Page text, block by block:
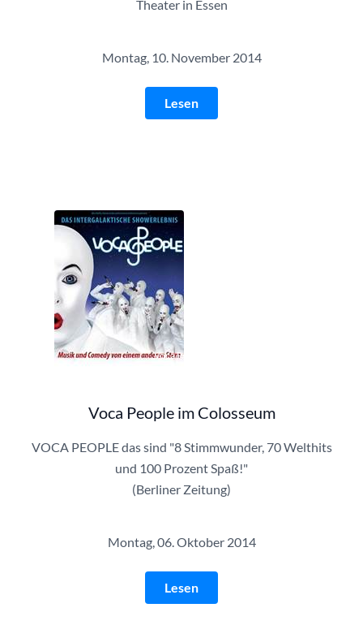
Theater in Essen
Montag, 10. November 2014
Lesen
Voca People | © Semmel Concerts
Voca People im Colosseum
VOCA PEOPLE das sind "8 Stimmwunder, 70 Welthits
und 100 Prozent Spaß!"
(Berliner Zeitung)
Montag, 06. Oktober 2014
Lesen